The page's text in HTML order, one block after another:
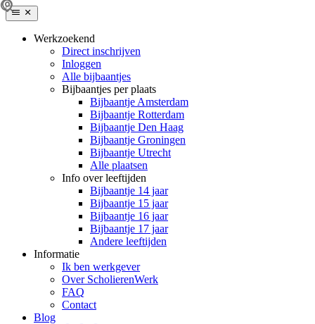
Werkzoekend
Direct inschrijven
Inloggen
Alle bijbaantjes
Bijbaantjes per plaats
Bijbaantje Amsterdam
Bijbaantje Rotterdam
Bijbaantje Den Haag
Bijbaantje Groningen
Bijbaantje Utrecht
Alle plaatsen
Info over leeftijden
Bijbaantje 14 jaar
Bijbaantje 15 jaar
Bijbaantje 16 jaar
Bijbaantje 17 jaar
Andere leeftijden
Informatie
Ik ben werkgever
Over ScholierenWerk
FAQ
Contact
Blog